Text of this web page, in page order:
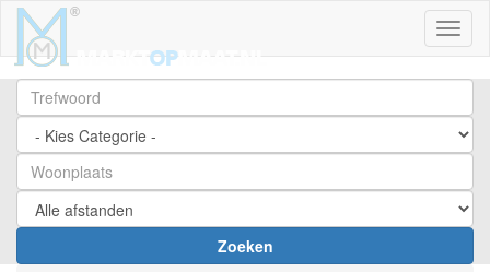
Zoeken